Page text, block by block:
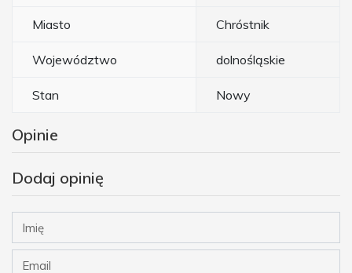
Miasto Chróstnik
Województwo dolnośląskie
Stan Nowy
Opinie
Dodaj opinię